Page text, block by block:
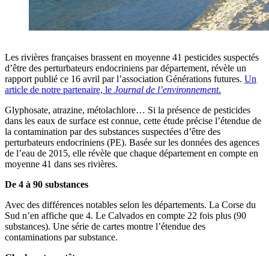
Les rivières françaises brassent en moyenne 41 pesticides suspectés
d’être des perturbateurs endocriniens par département, révèle un
rapport publié ce 16 avril par l’association Générations futures. Un
article de notre partenaire, le Journal de l’environnement.
Glyphosate, atrazine, métolachlore… Si la présence de pesticides
dans les eaux de surface est connue, cette étude précise l’étendue de
la contamination par des substances suspectées d’être des
perturbateurs endocriniens (PE). Basée sur les données des agences
de l’eau de 2015, elle révèle que chaque département en compte en
moyenne 41 dans ses rivières.
De 4 à 90 substances
Avec des différences notables selon les départements. La Corse du
Sud n’en affiche que 4. Le Calvados en compte 22 fois plus (90
substances). Une série de cartes montre l’étendue des
contaminations par substance.